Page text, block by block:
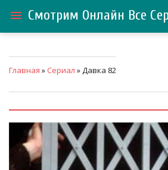
menu Смотрим Онлайн Все
Главная » Сериал » Давка 82